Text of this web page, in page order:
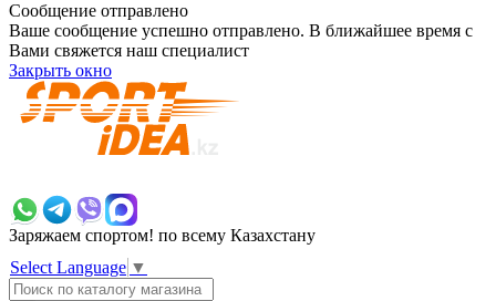
Сообщение отправлено
Ваше сообщение успешно отправлено. В ближайшее время с
Вами свяжется наш специалист
Закрыть окно
Заряжаем спортом! по всему Казахстану
Select Language ▼